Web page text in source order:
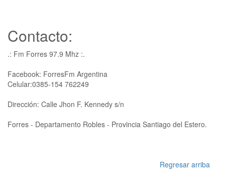
Contacto:
.: Fm Forres 97.9 Mhz :.
Facebook: ForresFm Argentina
Celular:0385-154 762249
Dirección: Calle Jhon F. Kennedy s/n
Forres - Departamento Robles - Provincia Santiago del Estero.
Regresar arriba